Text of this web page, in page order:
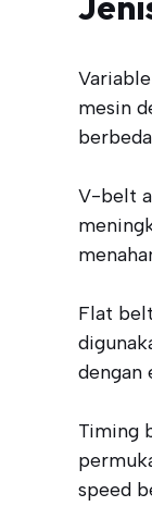
mesin
V-belt
Flat
dengan
Timing
speed